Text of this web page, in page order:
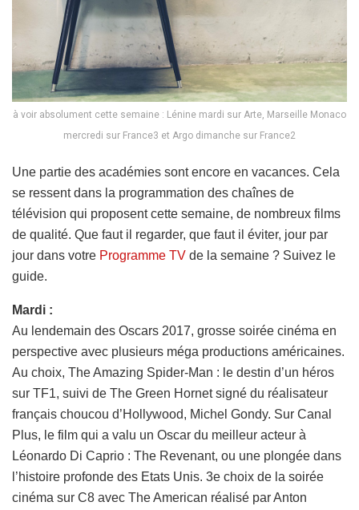
à voir absolument cette semaine : Lénine mardi sur Arte, Marseille Monaco
mercredi sur France3 et Argo dimanche sur France2
Une partie des académies sont encore en vacances. Cela
se ressent dans la programmation des chaînes de
télévision qui proposent cette semaine, de nombreux films
de qualité. Que faut il regarder, que faut il éviter, jour par
jour dans votre Programme TV de la semaine ? Suivez le
guide.
Mardi :
Au lendemain des Oscars 2017, grosse soirée cinéma en
perspective avec plusieurs méga productions américaines.
Au choix, The Amazing Spider-Man : le destin d’un héros
sur TF1, suivi de The Green Hornet signé du réalisateur
français choucou d’Hollywood, Michel Gondy. Sur Canal
Plus, le film qui a valu un Oscar du meilleur acteur à
Léonardo Di Caprio : The Revenant, ou une plongée dans
l’histoire profonde des Etats Unis. 3e choix de la soirée
cinéma sur C8 avec The American réalisé par Anton